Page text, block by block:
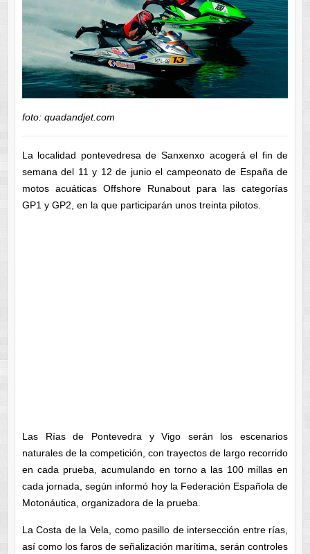
foto: quadandjet.com
La localidad pontevedresa de Sanxenxo acogerá el fin de
semana del 11 y 12 de junio el campeonato de España de
motos acuáticas Offshore Runabout para las categorías
GP1 y GP2, en la que participarán unos treinta pilotos.
Las Rías de Pontevedra y Vigo serán los escenarios
naturales de la competición, con trayectos de largo recorrido
en cada prueba, acumulando en torno a las 100 millas en
cada jornada, según informó hoy la Federación Española de
Motonáutica, organizadora de la prueba.
La Costa de la Vela, como pasillo de intersección entre rías,
así como los faros de señalización marítima, serán controles